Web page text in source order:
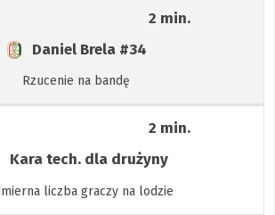
2 min.
Daniel Brela #34
Rzucenie na bandę
2 min.
Kara tech. dla drużyny
liczba graczy na lodzie